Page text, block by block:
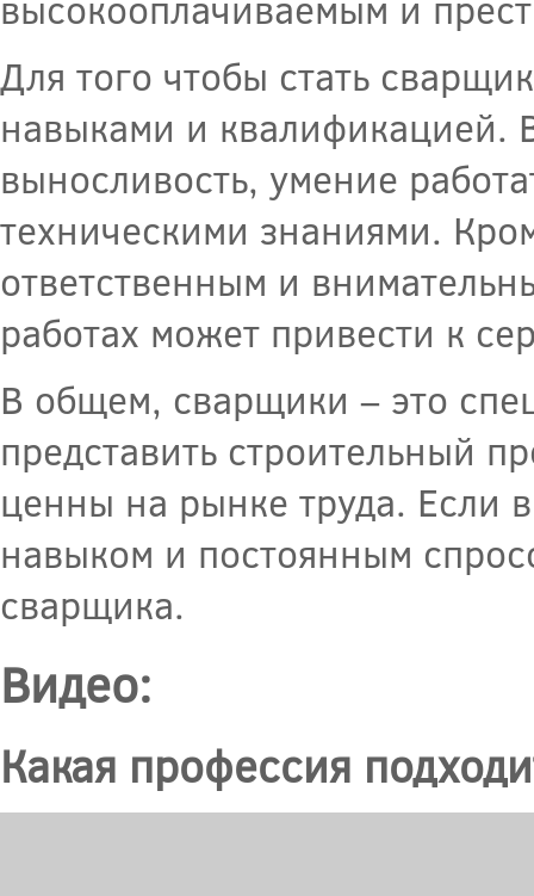
Для того чтобы стать
навыками и
выносливость, умение
техническими знаниями.
ответственным и
работах может привести к
В общем, сварщики – это
представить строительный
ценны на рынке труда. Если
навыком и постоянным
сварщика.
Видео:
Какая профессия